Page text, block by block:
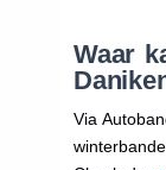
Waar
Via